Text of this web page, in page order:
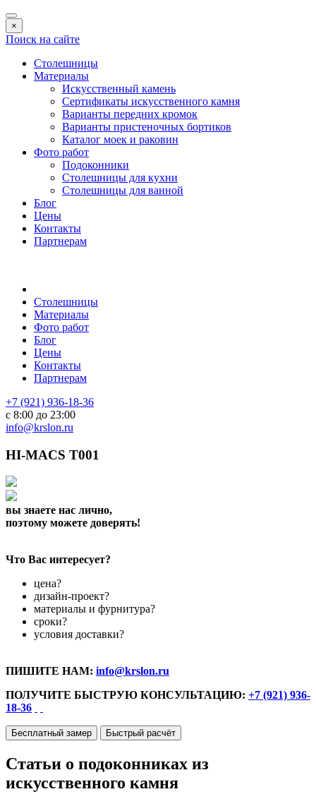
×
Поиск на сайте
Столешницы
Материалы
Искусственный камень
Сертификаты искусственного камня
Варианты передних кромок
Варианты пристеночных бортиков
Каталог моек и раковин
Фото работ
Подоконники
Столешницы для кухни
Столешницы для ванной
Блог
Цены
Контакты
Партнерам
Столешницы
Материалы
Фото работ
Блог
Цены
Контакты
Партнерам
+7 (921) 936-18-36
с 8:00 до 23:00
info@krslon.ru
HI-MACS T001
вы знаете нас лично,
поэтому можете доверять!
Что Вас интересует?
цена?
дизайн-проект?
материалы и фурнитура?
сроки?
условия доставки?
ПИШИТЕ НАМ: info@krslon.ru
ПОЛУЧИТЕ БЫСТРУЮ КОНСУЛЬТАЦИЮ: +7 (921) 936-
18-36
Бесплатный замер Быстрый расчёт
Статьи о подоконниках из
искусственного камня